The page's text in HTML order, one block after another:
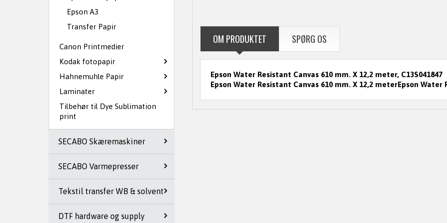
Epson A3
Transfer Papir
Canon Printmedier
Kodak fotopapir
Hahnemuhle Papir
Laminater
Tilbehør til Dye Sublimation
print
SECABO Skæremaskiner
SECABO Varmepresser
Tekstil transfer WB & solvent
DTF hardware og supply
OM PRODUKTET SPØRG OS
Epson Water Resistant Canvas 610 mm. X 12,2 meter, C13S041847
Epson Water Resistant Canvas 610 mm. X 12,2 meterEpson